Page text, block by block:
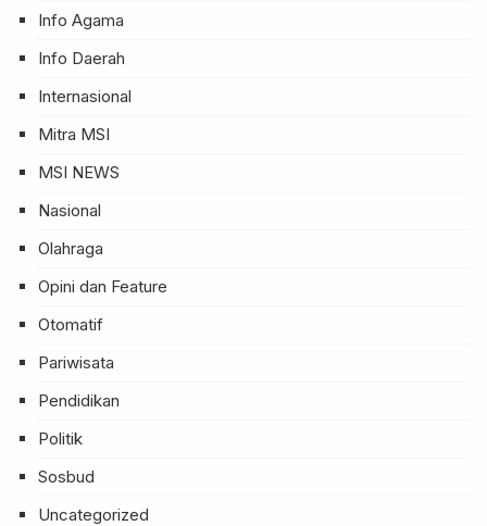
Info Agama
Info Daerah
Internasional
Mitra MSI
MSI NEWS
Nasional
Olahraga
Opini dan Feature
Otomatif
Pariwisata
Pendidikan
Politik
Sosbud
Uncategorized